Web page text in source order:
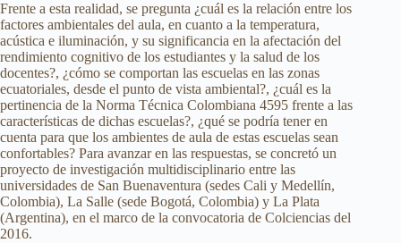
Frente a esta realidad, se pregunta ¿cuál es la relación entre los
factores ambientales del aula, en cuanto a la temperatura,
acústica e iluminación, y su significancia en la afectación del
rendimiento cognitivo de los estudiantes y la salud de los
docentes?, ¿cómo se comportan las escuelas en las zonas
ecuatoriales, desde el punto de vista ambiental?, ¿cuál es la
pertinencia de la Norma Técnica Colombiana 4595 frente a las
características de dichas escuelas?, ¿qué se podría tener en
cuenta para que los ambientes de aula de estas escuelas sean
confortables? Para avanzar en las respuestas, se concretó un
proyecto de investigación multidisciplinario entre las
universidades de San Buenaventura (sedes Cali y Medellín,
Colombia), La Salle (sede Bogotá, Colombia) y La Plata
(Argentina), en el marco de la convocatoria de Colciencias del
2016.